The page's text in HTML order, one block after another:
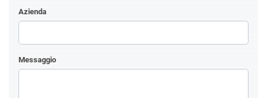
Azienda
Messaggio